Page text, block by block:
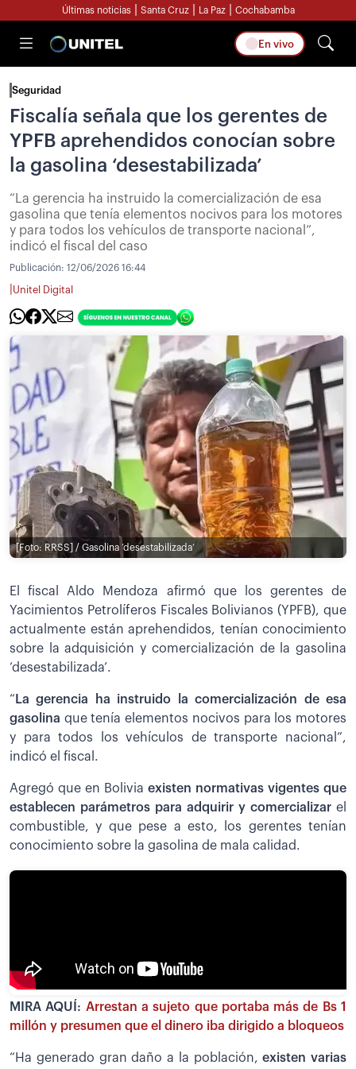
Últimas noticias Santa Cruz La Paz Cochabamba
En vivo
Seguridad
Fiscalía señala que los gerentes de
YPFB aprehendidos conocían sobre
la gasolina ‘desestabilizada’
“La gerencia ha instruido la comercialización de esa
gasolina que tenía elementos nocivos para los motores
y para todos los vehículos de transporte nacional”,
indicó el fiscal del caso
Publicación: 12/06/2026 16:44
Unitel Digital
[Foto: RRSS] / Gasolina ‘desestabilizada’
El fiscal Aldo Mendoza afirmó que los gerentes de
Yacimientos Petrolíferos Fiscales Bolivianos (YPFB), que
actualmente están aprehendidos, tenían conocimiento
sobre la adquisición y comercialización de la gasolina
‘desestabilizada’.
“ La gerencia ha instruido la comercialización de esa
gasolina que tenía elementos nocivos para los motores
y para todos los vehículos de transporte nacional”,
indicó el fiscal.
Agregó que en Bolivia existen normativas vigentes que
establecen parámetros para adquirir y comercializar el
combustible, y que pese a esto, los gerentes tenían
conocimiento sobre la gasolina de mala calidad.
MIRA AQUÍ: Arrestan a sujeto que portaba más de Bs 1
millón y presumen que el dinero iba dirigido a bloqueos
“Ha generado gran daño a la población,existen varias